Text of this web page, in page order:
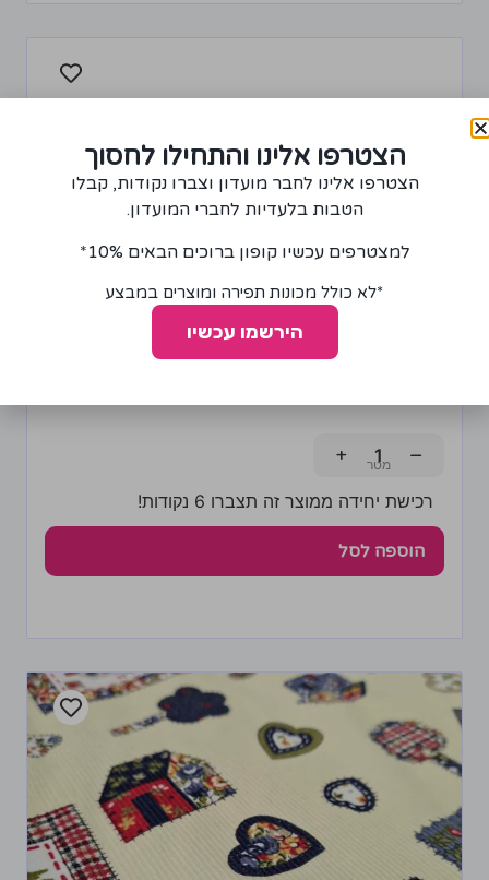
−
+
רכישת יחידה ממוצר זה תצברו 6 נקודות!
הוספה לסל
הצטרפו אלינו והתחילו לחסוך
הצטרפו אלינו לחבר מועדון וצברו נקודות, קבלו
הטבות בלעדיות לחברי המועדון.
למצטרפים עכשיו קופון ברוכים הבאים 10%*
*לא כולל מכונות תפירה ומוצרים במבצע
הירשמו עכשיו